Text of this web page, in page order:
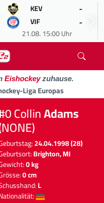
KEV -
VIF -
21.08. 15:00 Uhr
Eishockeyzuhause.
Liga Europas
CollinAdams
24.04.1998 (28)
Brighton, MI
0 kg
0 cm
L